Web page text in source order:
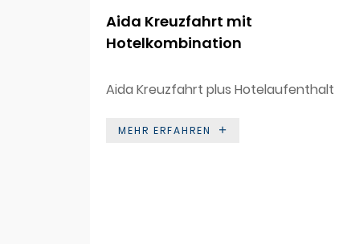
Aida Kreuzfahrt mit
Hotelkombination
Aida Kreuzfahrt plus Hotelaufenthalt
MEHR ERFAHREN